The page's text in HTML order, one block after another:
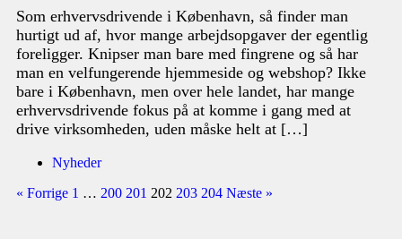
Som erhvervsdrivende i København, så finder man
hurtigt ud af, hvor mange arbejdsopgaver der egentlig
foreligger. Knipser man bare med fingrene og så har
man en velfungerende hjemmeside og webshop? Ikke
bare i København, men over hele landet, har mange
erhvervsdrivende fokus på at komme i gang med at
drive virksomheden, uden måske helt at […]
Nyheder
« Forrige 1 … 200 201 202 203 204 Næste »